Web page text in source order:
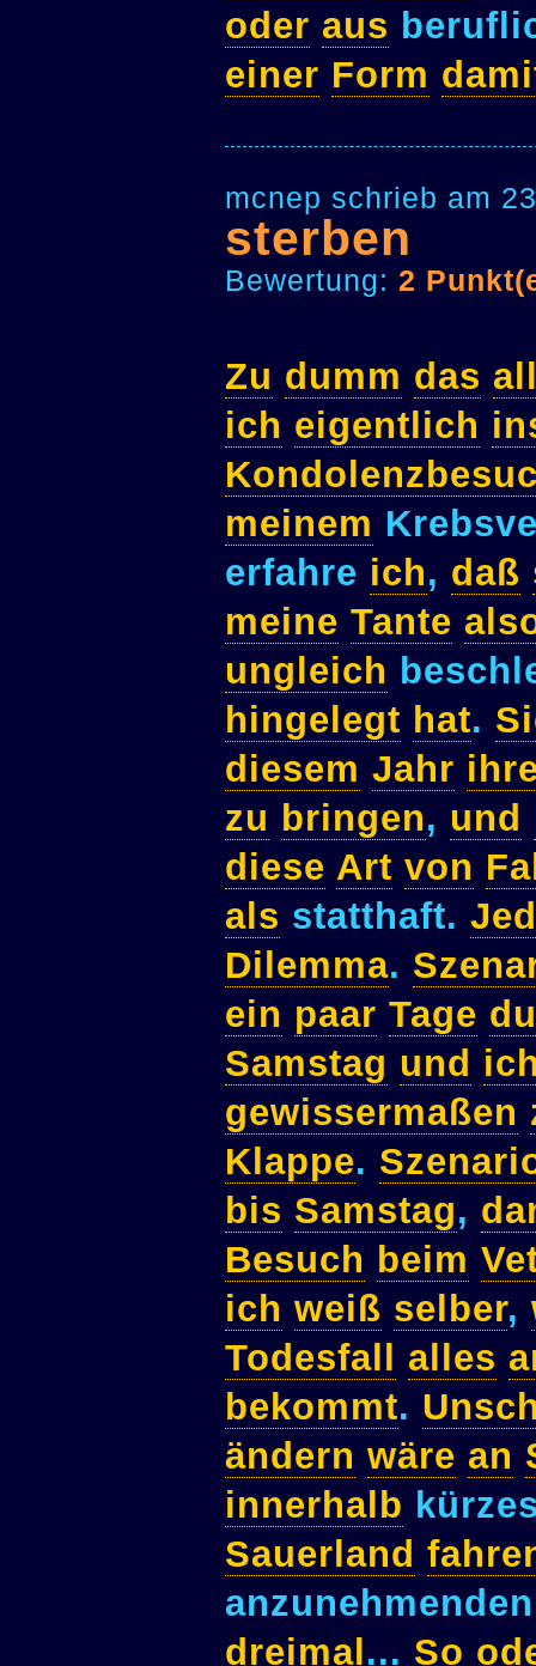
oder aus
einer Form
mcnep schrieb am
sterben
Bewertung: 2
Zu dumm das
ich eigentlich
meinem
erfahre ich, daß
meine Tante
ungleich
hingelegt hat.
diesem Jahr
zu bringen, und
diese Art von
als statthaft.
Dilemma.
ein paar Tage
Samstag und
gewissermaßen
Klappe.
bis Samstag,
Besuch beim
ich weiß selber,
Todesfall alles
bekommt.
ändern wäre an
innerhalb
Sauerland
dreimal... So